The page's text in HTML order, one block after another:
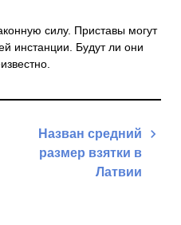
силу. Приставы могут
инстанции. Будут ли они
Назван средний
размер взятки в
Латвии